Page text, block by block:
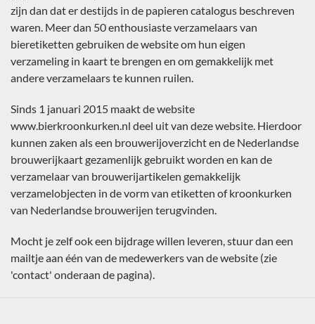
zijn dan dat er destijds in de papieren catalogus beschreven
waren. Meer dan 50 enthousiaste verzamelaars van
bieretiketten gebruiken de website om hun eigen
verzameling in kaart te brengen en om gemakkelijk met
andere verzamelaars te kunnen ruilen.
Sinds 1 januari 2015 maakt de website
www.bierkroonkurken.nl deel uit van deze website. Hierdoor
kunnen zaken als een brouwerijoverzicht en de Nederlandse
brouwerijkaart gezamenlijk gebruikt worden en kan de
verzamelaar van brouwerijartikelen gemakkelijk
verzamelobjecten in de vorm van etiketten of kroonkurken
van Nederlandse brouwerijen terugvinden.
Mocht je zelf ook een bijdrage willen leveren, stuur dan een
mailtje aan één van de medewerkers van de website (zie
'contact' onderaan de pagina).